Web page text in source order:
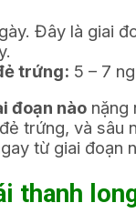
Đây là giai
trứng: 5 – 7
đoạn nào nặng
trứng, và
từ giai đoạn
thanh